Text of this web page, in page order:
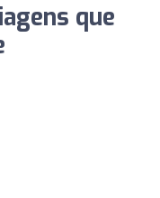
que